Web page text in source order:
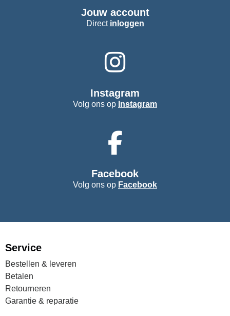
Jouw account
Direct inloggen
Instagram
Volg ons op Instagram
Facebook
Volg ons op Facebook
Service
Bestellen & leveren
Betalen
Retourneren
Garantie & reparatie